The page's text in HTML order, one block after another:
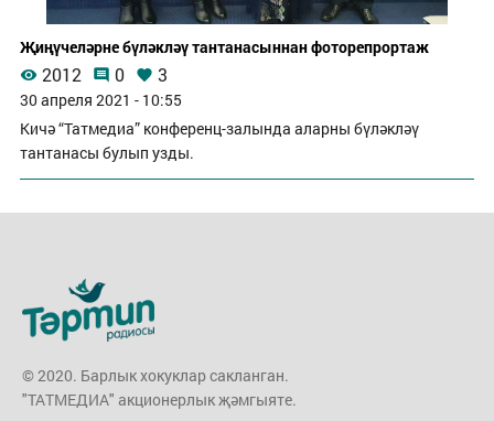
Җиңүчеләрне бүләкләү тантанасыннан фоторепрортаж
2012 0 3
30 апреля 2021 - 10:55
Кичә “Татмедиа” конференц-залында аларны бүләкләү
тантанасы булып узды.
© 2020. Барлык хокуклар сакланган.
"ТАТМЕДИА" акционерлык җәмгыяте.